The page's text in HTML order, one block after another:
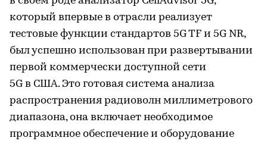
который впервые в отрасли реализует
тестовые функции стандартов 5G TF и 5G NR,
был успешно использован при развертывании
первой коммерчески доступной сети
5G в США. Это готовая система анализа
распространения радиоволн миллиметрового
диапазона, она включает необходимое
программное обеспечение и оборудование